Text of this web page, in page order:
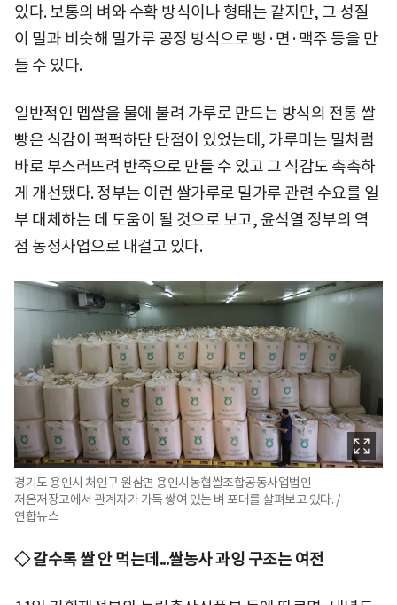
있다. 보통의 벼와 수확 방식이나 형태는 같지만, 그 성질
이 밀과 비슷해 밀가루 공정 방식으로 빵·면·맥주 등을 만
들 수 있다.
일반적인 멥쌀을 물에 불려 가루로 만드는 방식의 전통 쌀
빵은 식감이 퍽퍽하단 단점이 있었는데, 가루미는 밀처럼
바로 부스러뜨려 반죽으로 만들 수 있고 그 식감도 촉촉하
게 개선됐다. 정부는 이런 쌀가루로 밀가루 관련 수요를 일
부 대체하는 데 도움이 될 것으로 보고, 윤석열 정부의 역
점 농정사업으로 내걸고 있다.
경기도 용인시 처인구 원삼면 용인시농협쌀조합공동사업법인
저온저장고에서 관계자가 가득 쌓여 있는 벼 포대를 살펴보고 있다. /
연합뉴스
◇ 갈수록 쌀 안 먹는데...쌀농사 과잉 구조는 여전